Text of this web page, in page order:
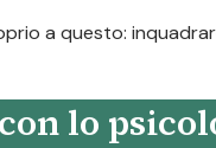
a questo:
lo